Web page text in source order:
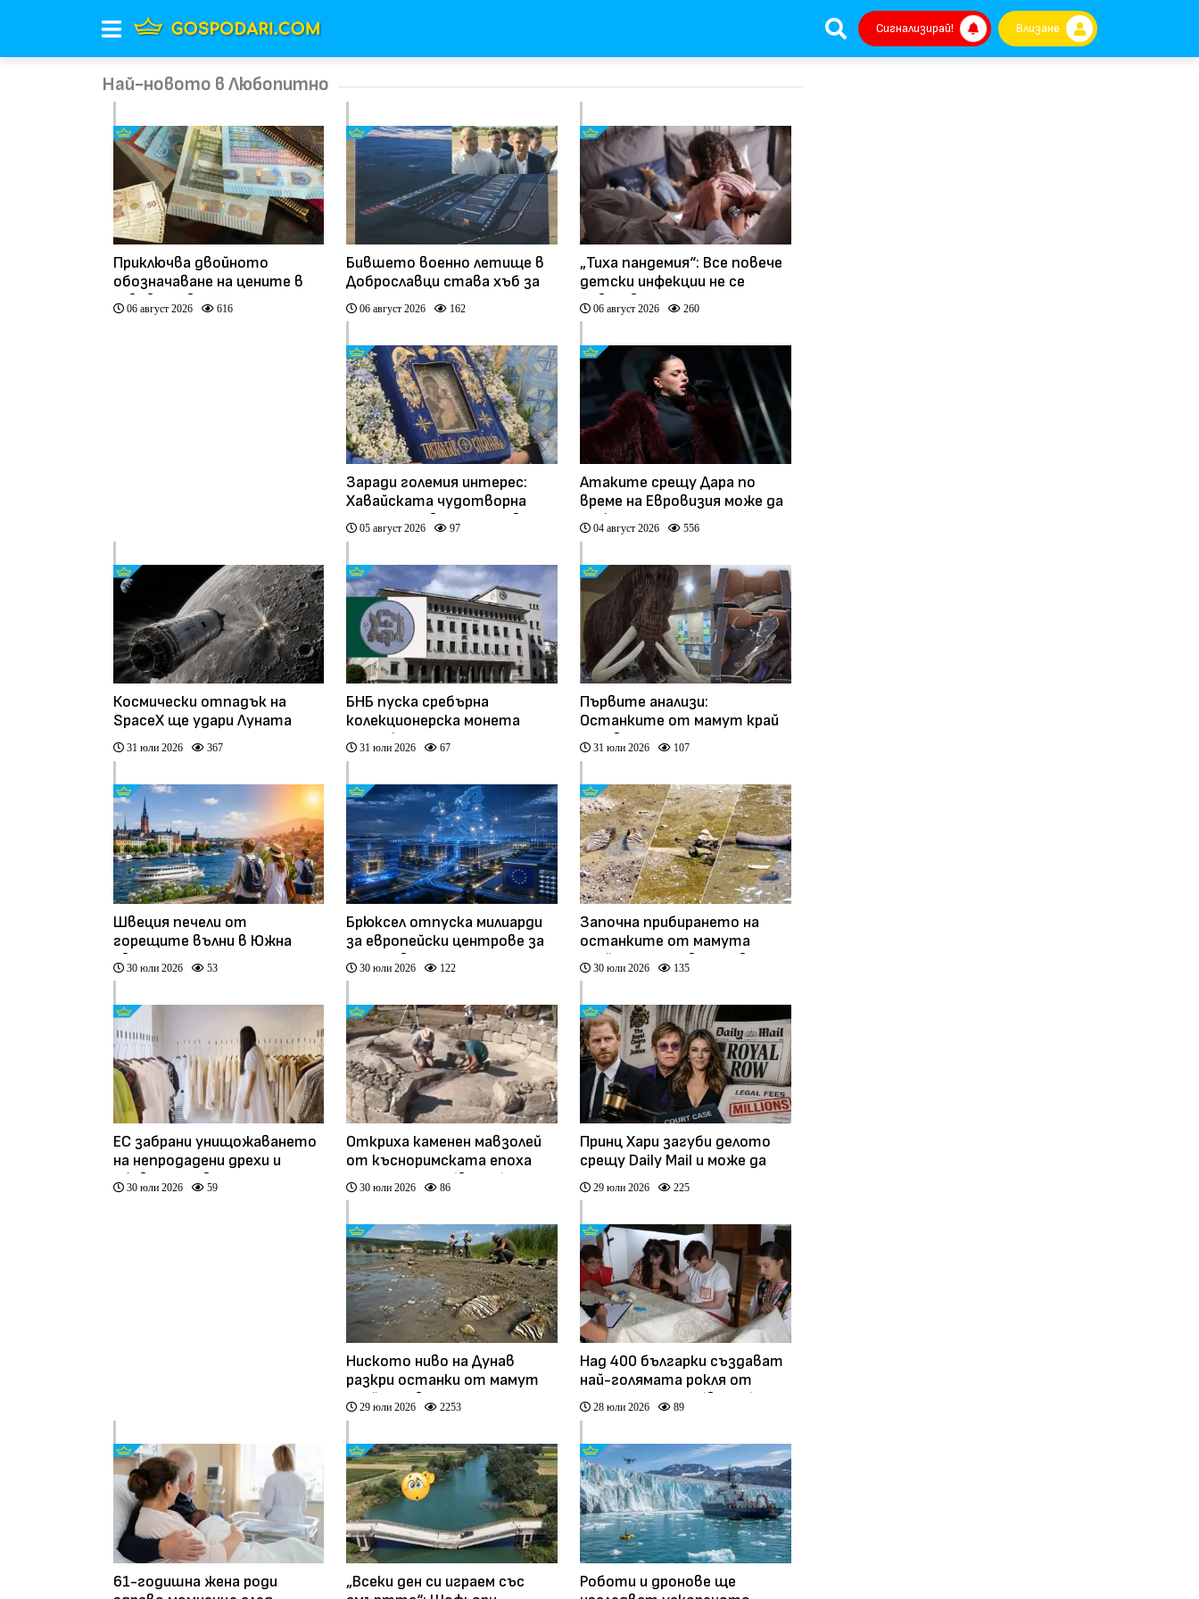
Сигнализирай! Влизане
Най-новото в Любопитно
Приключва двойното
обозначаване на цените в
левове и евро
06 август 2026 616
Бившето военно летище в
Доброславци става хъб за
космически технологии и
иновации (видео)
06 август 2026 162
„Тиха пандемия“: Все повече
детски инфекции не се
повлияват от
антибиотици
06 август 2026 260
Заради големия интерес:
Хавайската чудотворна
икона остава още ден в
София (видео)
05 август 2026 97
Атаките срещу Дара по
време на Евровизия може да
са били част от
координирана
04 август 2026 556
Космически отпадък на
SpaceX ще удари Луната
31 юли 2026 367
БНБ пуска сребърна
колекционерска монета
„Преображенски манастир“
31 юли 2026 67
Първите анализи:
Останките от мамут край
Ряхово са на между 10 000 и
20 000 години (видео)
31 юли 2026 107
Швеция печели от
горещите вълни в Южна
Европа
30 юли 2026 53
Брюксел отпуска милиарди
за европейски центрове за
изкуствен интелект
30 юли 2026 122
Започна прибирането на
останките от мамута
край Русе, очакват нови
находки
30 юли 2026 135
ЕС забрани унищожаването
на непродадени дрехи и
обувки - какво се променя?
(видео)
30 юли 2026 59
Откриха каменен мавзолей
от късноримската епоха
на Перперикон (видео)
30 юли 2026 86
Принц Хари загуби делото
срещу Daily Mail и може да
плати милиони
29 юли 2026 225
Ниското ниво на Дунав
разкри останки от мамут
край Ряхово
29 юли 2026 2253
Над 400 българки създават
най-голямата рокля от
плетени карета (видео)
28 юли 2026 89
61-годишна жена роди
„Всеки ден си играем със
Роботи и дронове ще